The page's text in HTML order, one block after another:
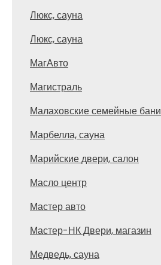
Люкс, сауна
Люкс, сауна
МагАвто
Магистраль
Малаховские семейные бани
Марбелла, сауна
Марийские двери, салон
Масло центр
Мастер авто
Мастер-НК Двери, магазин
Медведь, сауна